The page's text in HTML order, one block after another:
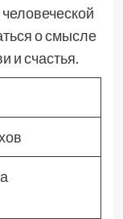
о смысле
и счастья.